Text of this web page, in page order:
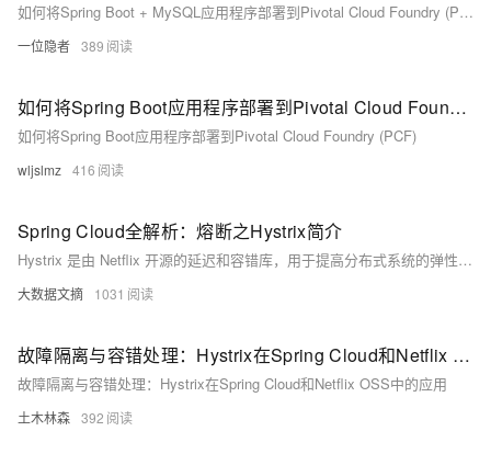
如何将Spring Boot + MySQL应用程序部署到Pivotal Cloud Foundry (PCF)
一位隐者 389
如何将Spring Boot应用程序部署到Pivotal Cloud Foundry (PCF)
如何将Spring Boot应用程序部署到Pivotal Cloud Foundry (PCF)
wljslmz 416
Spring Cloud全解析：熔断之Hystrix简介
Hystrix 是由 Netflix 开源的延迟和容错库，用于提高分布式系统的弹性。它通过断路器模式、资源隔离、服务降级及限流等机制防止服务雪崩。Hystrix 基于命令模式，通过 `HystrixCommand` 封装对外部依赖的调用逻辑。断路器能在依赖服务故障时快速返回备选响应，避免长时间等待。此外，Hystrix 还提供了监控功能，能够实时监控运行指标和配置变化。依赖管理方面，可通过 `@EnableHystrix` 启用 Hystrix 支持，并配置全局或局部的降级策略。结合 Feign 可实现客户端的服务降级。
大数据文摘 1031
故障隔离与容错处理：Hystrix在Spring Cloud和Netflix OSS中的应用
故障隔离与容错处理：Hystrix在Spring Cloud和Netflix OSS中的应用
土木林森 392